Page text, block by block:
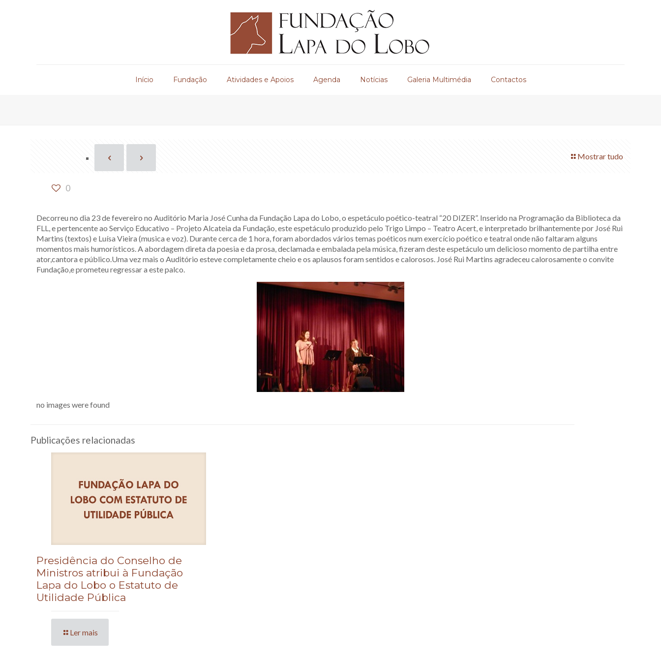
Início Fundação Atividades e Apoios Agenda Notícias Galeria Multimédia Contactos
Mostrar tudo
0
Decorreu no dia 23 de fevereiro no Auditório Maria José Cunha da Fundação Lapa do Lobo, o espetáculo poético-teatral “20 DIZER”. Inserido na Programação da Biblioteca da
FLL, e pertencente ao Serviço Educativo – Projeto Alcateia da Fundação, este espetáculo produzido pelo Trigo Limpo – Teatro Acert, e interpretado brilhantemente por José Rui
Martins (textos) e Luísa Vieira (musica e voz). Durante cerca de 1 hora, foram abordados vários temas poéticos num exercício poético e teatral onde não faltaram alguns
momentos mais humorísticos. A abordagem direta da poesia e da prosa, declamada e embalada pela música, fizeram deste espetáculo um delicioso momento de partilha entre
ator,cantora e público.Uma vez mais o Auditório esteve completamente cheio e os aplausos foram sentidos e calorosos. José Rui Martins agradeceu calorosamente o convite
Fundação,e prometeu regressar a este palco.
no images were found
Publicações relacionadas
Presidência do Conselho de
Ministros atribui à Fundação
Lapa do Lobo o Estatuto de
Utilidade Pública
Ler mais